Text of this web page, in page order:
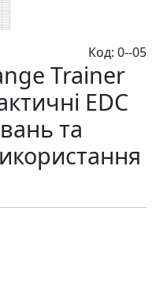
Код: 0--05
Trainer
EDC
та